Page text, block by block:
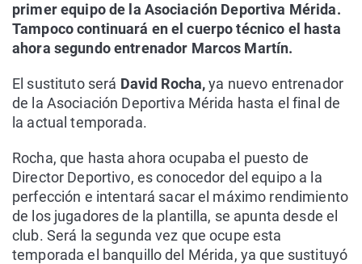
primer equipo de la Asociación Deportiva Mérida.
Tampoco continuará en el cuerpo técnico el hasta
ahora segundo entrenador Marcos Martín.
El sustituto será David Rocha,ya nuevo entrenador
de la Asociación Deportiva Mérida hasta el final de
la actual temporada.
Rocha, que hasta ahora ocupaba el puesto de
Director Deportivo, es conocedor del equipo a la
perfección e intentará sacar el máximo rendimiento
de los jugadores de la plantilla, se apunta desde el
club. Será la segunda vez que ocupe esta
temporada el banquillo del Mérida, ya que sustituyó